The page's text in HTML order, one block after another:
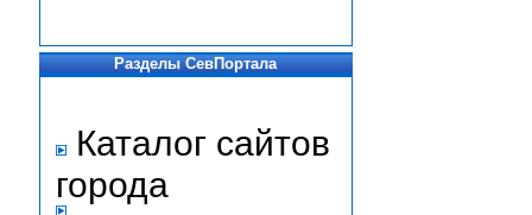
Разделы СевПортала
Каталог сайтов
города